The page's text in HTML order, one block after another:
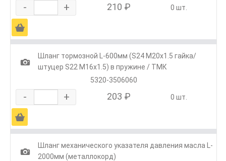
- + 210 ₽ 0 шт.
Ä
1
Шланг тормозной L-600мм (S24 М20х1.5 гайка/
штуцер S22 М16х1.5) в пружине / ТМК
5320-3506060
- + 203 ₽ 0 шт.
Ä
1
Шланг механического указателя давления масла L-
2000мм (металлокорд)